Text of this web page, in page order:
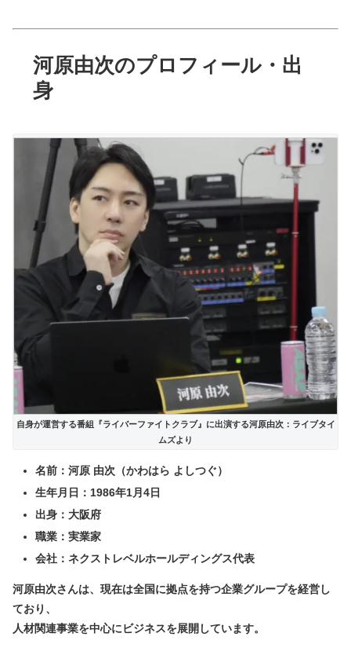
河原由次のプロフィール・出
身
自身が運営する番組『ライバーファイトクラブ』に出演する河原由次：ライブタイ
ムズより
名前：河原 由次（かわはら よしつぐ）
生年月日：1986年1月4日
出身：大阪府
職業：実業家
会社：ネクストレベルホールディングス代表
河原由次さんは、現在は全国に拠点を持つ企業グループを経営し
ており、
人材関連事業を中心にビジネスを展開しています。